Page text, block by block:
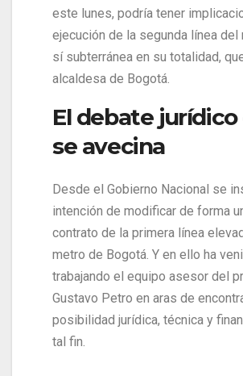
este lunes, podría tener
ejecución de la segunda línea del
sí subterránea en su totalidad,
alcaldesa de Bogotá.
El debate
se avecina
Desde el Gobierno Nacional se
intención de modificar de forma
contrato de la primera línea
metro de Bogotá. Y en ello ha
trabajando el equipo asesor del
Gustavo Petro en aras de
posibilidad jurídica, técnica y
tal fin.